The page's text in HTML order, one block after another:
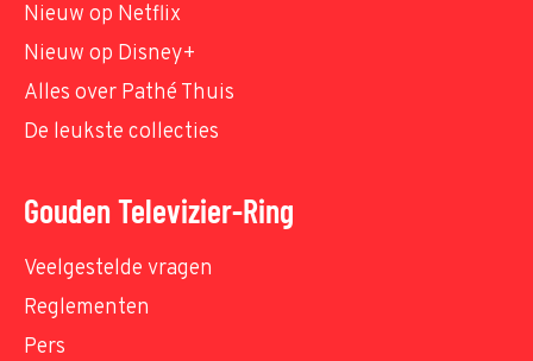
Nieuw op Netflix
Nieuw op Disney+
Alles over Pathé Thuis
De leukste collecties
Gouden Televizier-Ring
Veelgestelde vragen
Reglementen
Pers